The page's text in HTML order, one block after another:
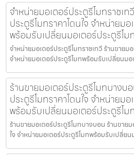
จำหน่ายมอเตอร์ประตูรีโมทราชเ
ประตูรีโมทราคาโดนใจ จำหน่ายม
พร้อมรับเปลี่ยนมอเตอร์ประตูรีโ
จำหน่ายมอเตอร์ประตูรีโมทราชเทวี ร้านขายม
จำหน่ายมอเตอร์ประตูรีโมทพร้อมรับเปลี่ยนมอ
ร้านขายมอเตอร์ประตูรีโมทบางบ
ประตูรีโมทราคาโดนใจ จำหน่ายม
พร้อมรับเปลี่ยนมอเตอร์ประตูรีโ
ร้านขายมอเตอร์ประตูรีโมทบางบอน ร้านขาย
ใจ จำหน่ายมอเตอร์ประตูรีโมทพร้อมรับเปลี่ยน